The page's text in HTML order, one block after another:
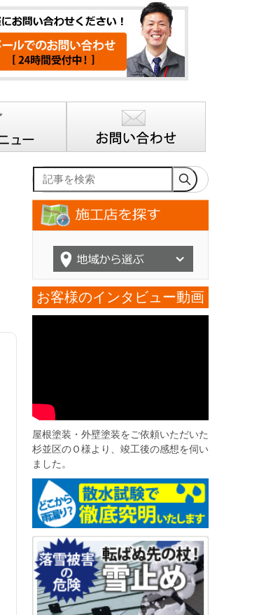
記事を検索
お客様のインタビュー動画
屋根塗装・外壁塗装をご依頼いただいた
杉並区のＯ様より、竣工後の感想を伺い
ました。